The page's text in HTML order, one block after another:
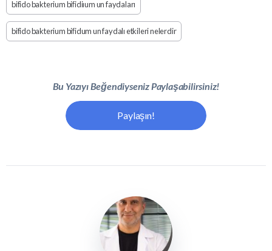
bifido bakterium bifidiıum un faydaları
bifido bakterium bifidum un faydalı etkileri nelerdir
Bu Yazıyı Beğendiyseniz Paylaşabilirsiniz!
Paylaşın!